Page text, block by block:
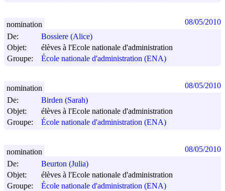
De:
Bossiere (Alice)
Objet:
élèves à l'Ecole nationale d'administration
Groupe:
École nationale d'administration (ENA)
nomination 08/05/2010
De:
Birden (Sarah)
Objet:
élèves à l'Ecole nationale d'administration
Groupe:
École nationale d'administration (ENA)
nomination 08/05/2010
De:
Beurton (Julia)
Objet:
élèves à l'Ecole nationale d'administration
Groupe:
École nationale d'administration (ENA)
nomination 08/05/2010